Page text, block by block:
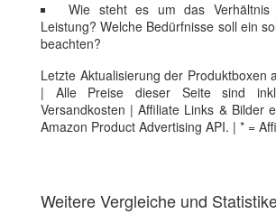
Wie steht es um das
Leistung? Welche Bedürfnisse soll ein
beachten?
Letzte Aktualisierung der Produktboxen
| Alle Preise dieser Seite sind
Versandkosten | Affiliate Links & Bilder
Amazon Product Advertising API. | * =
Weitere Vergleiche und